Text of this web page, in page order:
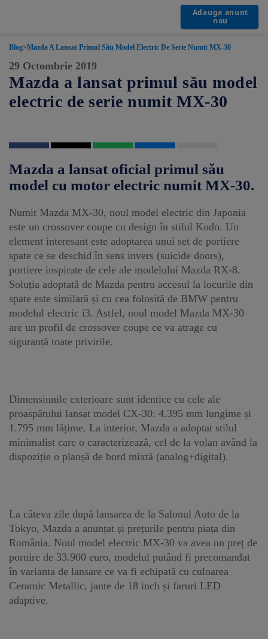
Adauga anunt
nou
Blog>Mazda A Lansat Primul Său Model Electric De Serie Numit MX-30
29 Octombrie 2019
Mazda a lansat primul său model
electric de serie numit MX-30
Mazda a lansat oficial primul său
model cu motor electric numit MX-30.
Numit Mazda MX-30, noul model electric din Japonia
este un crossover coupe cu design în stilul Kodo. Un
element interesant este adoptarea unui set de portiere
spate ce se deschid în sens invers (suicide doors),
portiere inspirate de cele ale modelului Mazda RX-8.
Soluția adoptată de Mazda pentru accesul la locurile din
spate este similară și cu cea folosită de BMW pentru
modelul electric i3. Astfel, noul model Mazda MX-30
are un profil de crossover coupe ce va atrage cu
siguranță toate privirile.
Dimensiunile exterioare sunt identice cu cele ale
proaspătului lansat model CX-30: 4.395 mm lungime și
1.795 mm lățime. La interior, Mazda a adoptat stilul
minimalist care o caracterizează, cel de la volan având la
dispoziție o planșă de bord mixtă (analog+digital).
La câteva zile după lansarea de la Salonul Auto de la
Tokyo, Mazda a anunțat și prețurile pentru piața din
România. Noul model electric MX-30 va avea un preț de
pornire de 33.900 euro, modelul putând fi precomandat
în varianta de lansare ce va fi echipată cu culoarea
Ceramic Metallic, jante de 18 inch și faruri LED
adaptive.